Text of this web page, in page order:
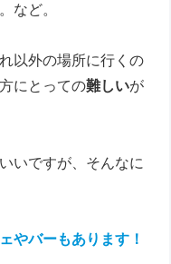
など。
以外の場所に行くの
にとっての難しいが
いですが、そんなに
やバーもあります！